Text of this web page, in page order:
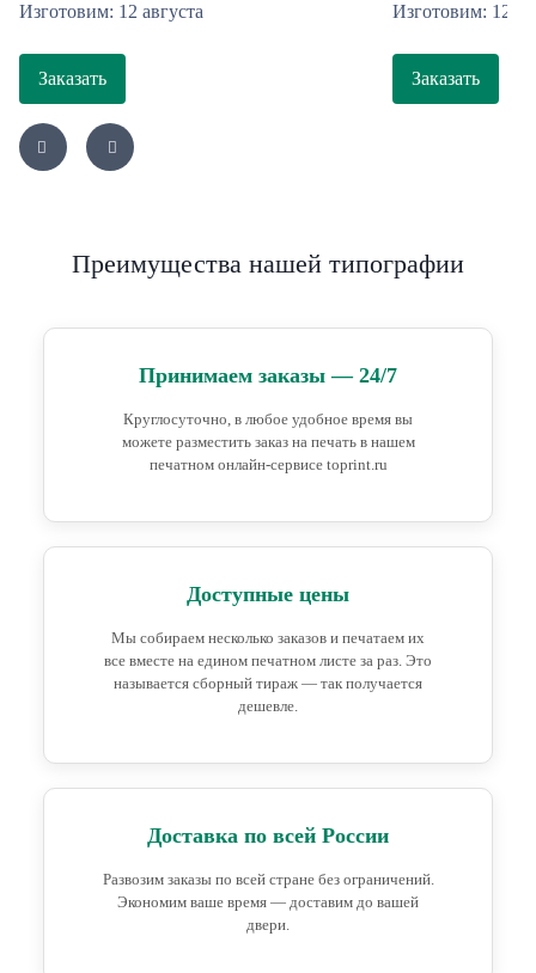
Изготовим: 12 августа
Заказать
Изготовим: 12
Заказать
Преимущества нашей типографии
Принимаем заказы — 24/7
Круглосуточно, в любое удобное время вы
можете разместить заказ на печать в нашем
печатном онлайн-сервисе toprint.ru
Доступные цены
Мы собираем несколько заказов и печатаем их
все вместе на едином печатном листе за раз. Это
называется сборный тираж — так получается
дешевле.
Доставка по всей России
Развозим заказы по всей стране без ограничений.
Экономим ваше время — доставим до вашей
двери.